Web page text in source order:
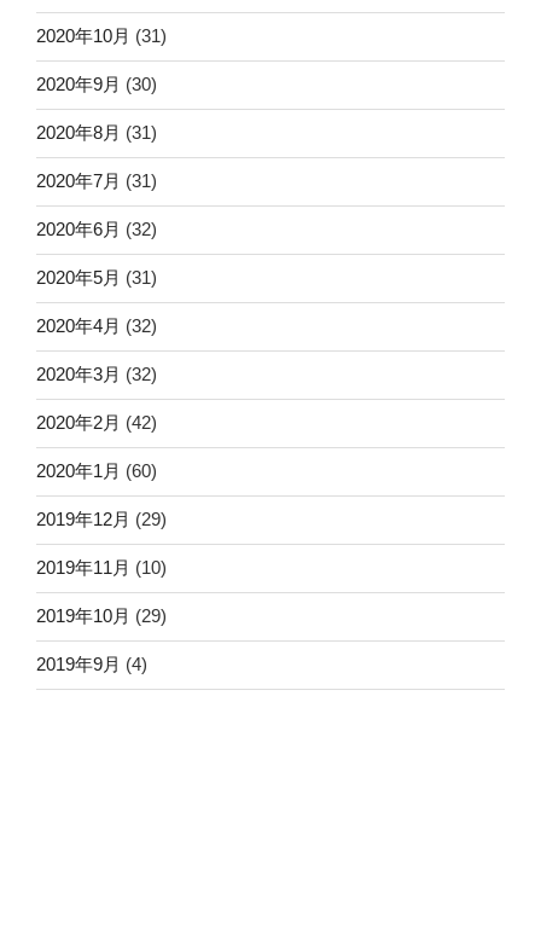
2020年10月 (31)
2020年9月 (30)
2020年8月 (31)
2020年7月 (31)
2020年6月 (32)
2020年5月 (31)
2020年4月 (32)
2020年3月 (32)
2020年2月 (42)
2020年1月 (60)
2019年12月 (29)
2019年11月 (10)
2019年10月 (29)
2019年9月 (4)